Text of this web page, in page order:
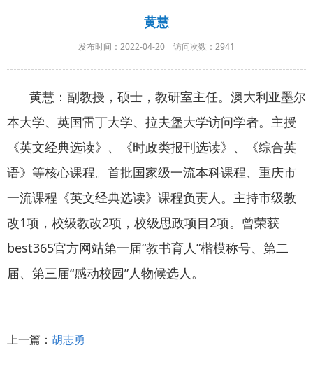
黄慧
发布时间：2022-04-20 访问次数： 2941
黄慧：副教授，硕士，教研室主任。澳大利亚墨尔
本大学、英国雷丁大学、拉夫堡大学访问学者。主授
《英文经典选读》、《时政类报刊选读》、《综合英
语》等核心课程。首批国家级一流本科课程、重庆市
一流课程《英文经典选读》课程负责人。主持市级教
改1项，校级教改2项，校级思政项目2项。曾荣获
best365官方网站第一届“教书育人”楷模称号、第二
届、第三届“感动校园”人物候选人。
上一篇： 胡志勇